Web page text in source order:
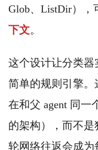
Glob、ListDir），
下文。
这个设计让分类器
简单的规则引擎
在和父 agent 同一
的架构），而不
轮网络往返会成为